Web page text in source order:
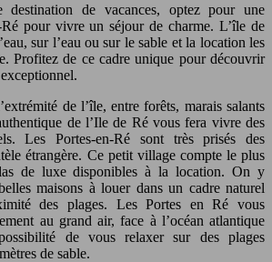
destination de vacances, optez pour une
pour vivre un séjour de charme. L’île de
sur l’eau ou sur le sable et la location les
Profitez de ce cadre unique pour découvrir
de l’île, entre forêts, marais salants
de l’Ile de Ré vous fera vivre des
Les Portes-en-Ré sont très prisés des
étrangère. Ce petit village compte le plus
de luxe disponibles à la location. On y
maisons à louer dans un cadre naturel
des plages. Les Portes en Ré vous
au grand air, face à l’océan atlantique
de vous relaxer sur des plages
de sable.